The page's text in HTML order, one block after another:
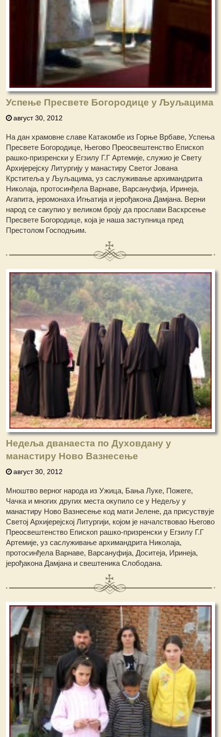
Успење Пресвете Богородице у Љуљацима
август 30, 2012
На дан храмовне славе Катакомбе из Горње Врбаве, Успења
Пресвете Богородице, Његово Преосвештенство Епископ
рашко-призренски у Егзилу Г.Г Артемије, служио је Свету
Архијерејску Литургију у манастиру Светог Јована
Крститеља у Љуљацима, уз саслуживање архимандрита
Николаја, протосинђела Варнаве, Варсануфија, Иринеја,
Агапита, јеромонаха Игњатија и јерођакона Дамјана. Верни
народ се сакупио у великом броју да прослави Васкрсење
Пресвете Богородице, која је наша заступница пред
Престолом Господњим.
Недеља дванаеста по Духовдану у
манастиру Ново Вазнесење
август 30, 2012
Мноштво верног народа из Ужица, Бања Луке, Пожеге,
Чачка и многих других места окупило се у Недељу у
манастиру Ново Вазнесење код мати Јелене, да присуствује
Светој Архијерејској Литургији, којом је началствовао Његово
Преосвештенство Епископ рашко-призренски у Егзилу Г.Г
Артемије, уз саслуживање архимандрита Николаја,
протосинђела Варнаве, Варсануфија, Доситеја, Иринеја,
јерођакона Дамјана и свештеника Слободана.